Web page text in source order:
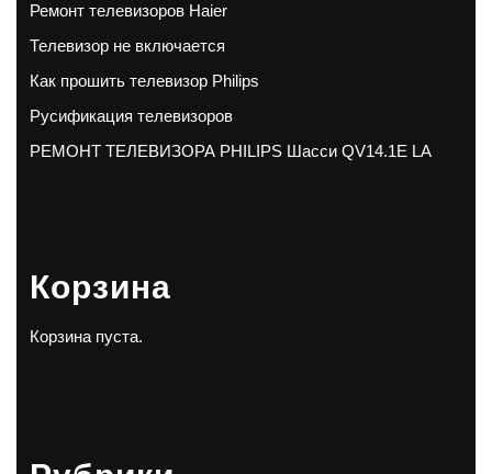
Ремонт телевизоров Haier
Телевизор не включается
Как прошить телевизор Philips
Русификация телевизоров
РЕМОНТ ТЕЛЕВИЗОРА PHILIPS Шасси QV14.1E LA
Корзина
Корзина пуста.